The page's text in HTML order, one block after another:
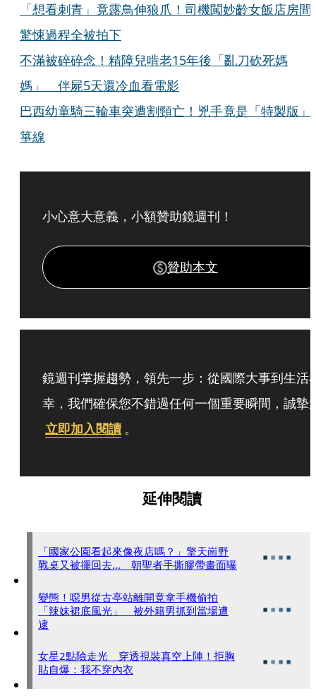
「想看刺青」竟露鳥伸狼爪！司機闖妙齡女飯店房間
驚悚過程全被拍下
不滿被碎碎念！精障兒啃老15年後「亂刀砍死媽
媽」 伴屍5天還冷血看電影
巴西幼童騎三輪車突遭割頸亡！兇手竟是「特製版」
箏線
小心意大意義，小額贊助鏡週刊！
贊助本文
鏡週刊掌握趨勢，領先一步：從國際大事到生活
幸，我們確保您不錯過任何一個重要瞬間，誠摯
立即加入閱讀 。
延伸閱讀
「國家公園看起來像夜店嗎？」擎天崗野
戰桌又被擺回去... 朝聖者手撕膠帶畫面曝
變態！噁男從古亭站離開竟拿手機偷拍
「辣妹裙底風光」 被外籍男抓到當場遭
逮
女星2點險走光 穿透視裝真空上陣！拒胸
貼自爆：我不穿內衣